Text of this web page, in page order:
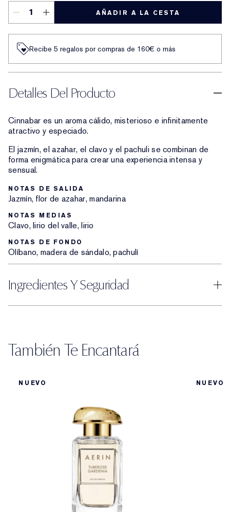
AÑADIR A LA CESTA
Recibe 5 regalos por compras de 160€ o más
Detalles Del Producto
Cinnabar es un aroma cálido, misterioso e infinitamente
atractivo y especiado.
El jazmín, el azahar, el clavo y el pachuli se combinan de
forma enigmática para crear una experiencia intensa y
sensual.
NOTAS DE SALIDA
Jazmín, flor de azahar, mandarina
NOTAS MEDIAS
Clavo, lirio del valle, lirio
NOTAS DE FONDO
Olíbano, madera de sándalo, pachulí
Ingredientes Y Seguridad
También Te Encantará
NUEVO NUEVO